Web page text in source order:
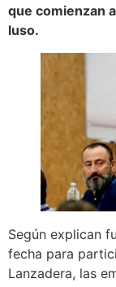
que comienzan
luso.
Según explican
fecha para
Lanzadera, las